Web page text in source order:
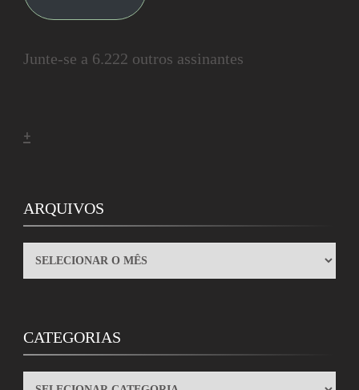
Junte-se a 6.222 outros assinantes
+
ARQUIVOS
ARQUIVOS
CATEGORIAS
CATEGORIAS